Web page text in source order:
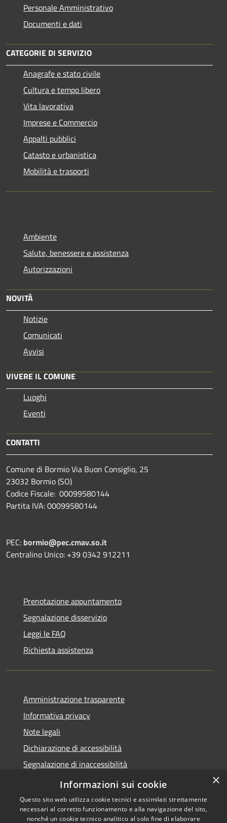
Personale Amministrativo
Documenti e dati
CATEGORIE DI SERVIZIO
Anagrafe e stato civile
Cultura e tempo libero
Vita lavorativa
Imprese e Commercio
Appalti pubblici
Catasto e urbanistica
Mobilità e trasporti
Ambiente
Salute, benessere e assistenza
Autorizzazioni
NOVITÀ
Notizie
Comunicati
Avvisi
VIVERE IL COMUNE
Luoghi
Eventi
CONTATTI
Comune di Bormio Via Buon Consiglio, 25
23032 Bormio (SO)
Codice Fiscale: 00099580144
Partita IVA: 00099580144
PEC: bormio@pec.cmav.so.it
Centralino Unico: +39 0342 912211
Prenotazione appuntamento
Segnalazione disservizio
Leggi le FAQ
Richiesta assistenza
Amministrazione trasparente
Informativa privacy
Note legali
Dichiarazione di accessibilità
Segnalazione di inaccessibilità
Whistleblowing segnalazione illeciti
×
Informazioni sui cookie
Questo sito web utilizza cookie tecnici e assimilati strettamente
necessari al corretto funzionamento e alla navigazione del sito,
nonché un cookie tecnico analitico al solo fine di elaborare